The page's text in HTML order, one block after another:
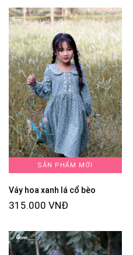
SẢN PHẨM MỚI
Váy hoa xanh lá cổ bèo
315.000 VNĐ